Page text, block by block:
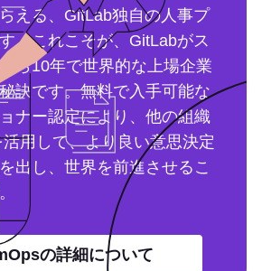
える、GitLab独自の人事プ
。これこそが、GitLabがス
ら10年で世界的な上場企業
訣です。無料で入手可能な
ナー認定により、他の組織
活用して、より良い意思決定
出し、世界を前進させるこ
の詳細について